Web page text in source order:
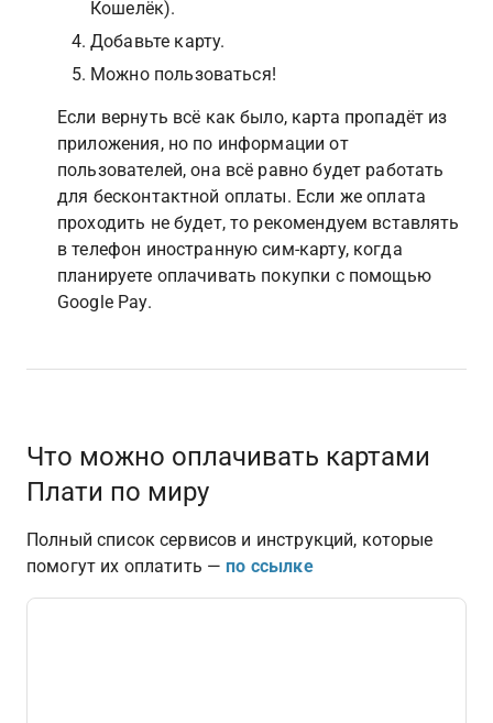
Кошелёк).
Добавьте карту.
Можно пользоваться!
Если вернуть всё как было, карта пропадёт из
приложения, но по информации от
пользователей, она всё равно будет работать
для бесконтактной оплаты. Если же оплата
проходить не будет, то рекомендуем вставлять
в телефон иностранную сим-карту, когда
планируете оплачивать покупки с помощью
Google Pay.
Что можно оплачивать картами
Плати по миру
Полный список сервисов и инструкций, которые
помогут их оплатить — по ссылке